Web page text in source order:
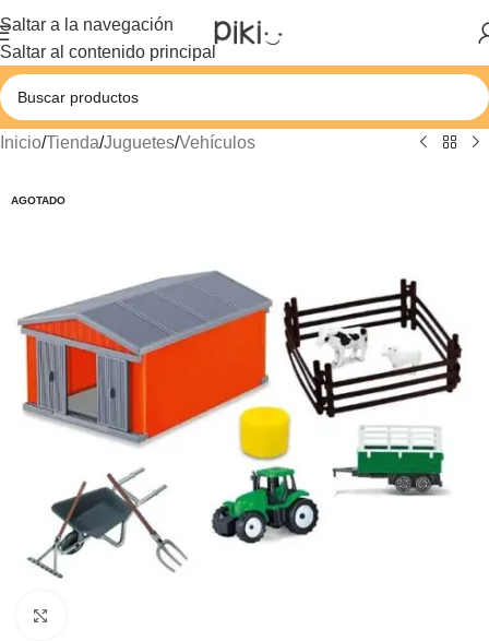
Saltar a la navegación
Saltar al contenido principal
Inicio/Tienda/Juguetes/Vehículos
AGOTADO